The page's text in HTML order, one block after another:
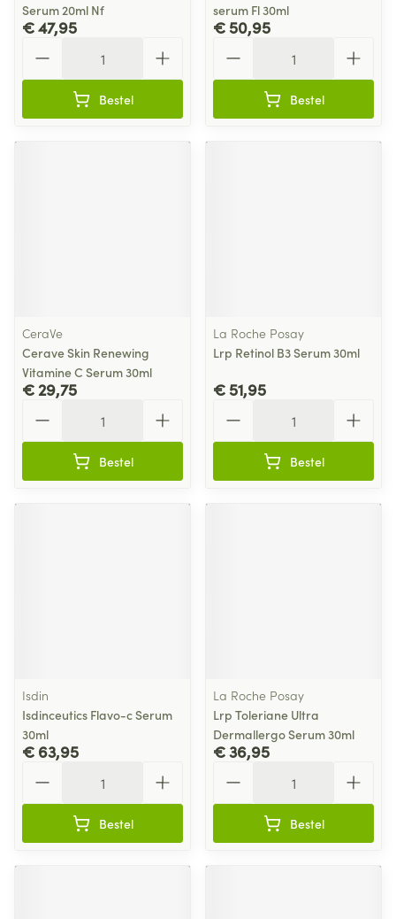
Serum 20ml Nf
€ 47,95
Bestel
serum Fl 30ml
€ 50,95
Bestel
CeraVe
Cerave Skin Renewing
Vitamine C Serum 30ml
€ 29,75
Bestel
La Roche Posay
Lrp Retinol B3 Serum 30ml
€ 51,95
Bestel
Isdin
Isdinceutics Flavo-c Serum
30ml
€ 63,95
Bestel
La Roche Posay
Lrp Toleriane Ultra
Dermallergo Serum 30ml
€ 36,95
Bestel